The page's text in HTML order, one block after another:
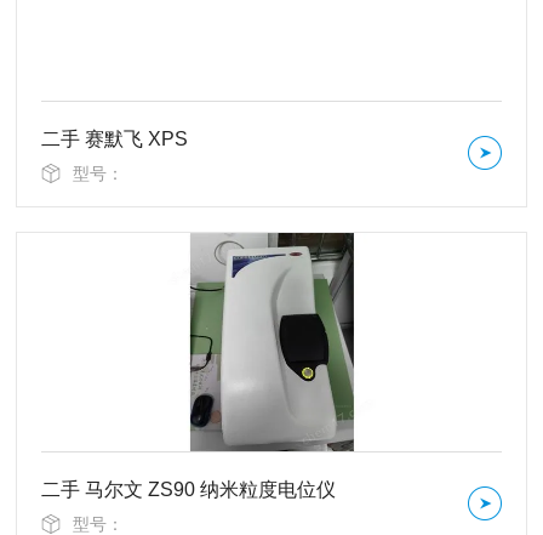
二手 赛默飞 XPS
型号：
二手 马尔文 ZS90 纳米粒度电位仪
型号：